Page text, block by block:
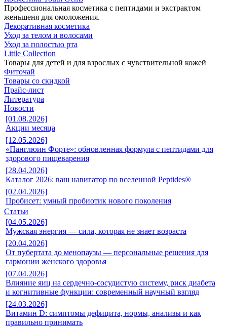
Профессиональная косметика с пептидами и экстрактом
женьшеня для омоложения.
Декоративная косметика
Уход за телом и волосами
Уход за полостью рта
Little Collection
Товары для детей и для взрослых с чувствительной кожей
Фиточай
Товары со скидкой
Прайс-лист
Литература
Новости
[01.08.2026]
Акции месяца
[12.05.2026]
«Панглюин Форте»: обновленная формула с пептидами для
здорового пищеварения
[28.04.2026]
Каталог 2026: ваш навигатор по вселенной Peptides®
[02.04.2026]
Пробисет: умный пробиотик нового поколения
Статьи
[04.05.2026]
Мужская энергия — сила, которая не знает возраста
[20.04.2026]
От пубертата до менопаузы — персональные решения для
гармонии женского здоровья
[07.04.2026]
Влияние яиц на сердечно-сосудистую систему, риск диабета
и когнитивные функции: современный научный взгляд
[24.03.2026]
Витамин D: симптомы дефицита, нормы, анализы и как
правильно принимать